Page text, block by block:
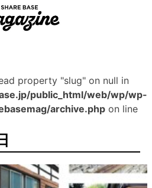
property "slug" on null in
public_html/web/wp/wp-
archive.php on line